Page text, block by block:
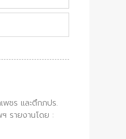
ชร และตึกภปร.
รายงานโดย :